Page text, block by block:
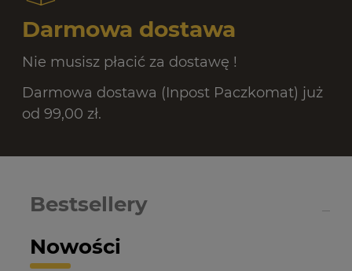
Darmowa dostawa
Nie musisz płacić za dostawę !
Darmowa dostawa (Inpost Paczkomat) już
od 99,00 zł.
Nowości
Bestsellery